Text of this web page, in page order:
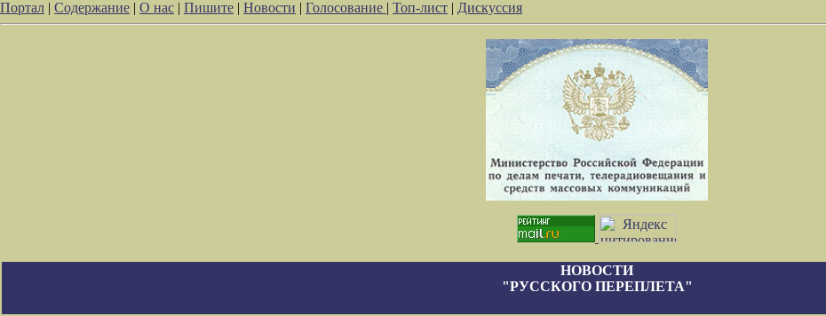
Портал | Содержание | О нас | Пишите | Новости | Голосование | Топ-лист | Дискуссия
НОВОСТИ
"РУССКОГО ПЕРЕПЛЕТА"